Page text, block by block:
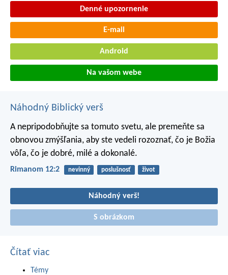
Denné upozornenie
E-mail
Android
Na vašom webe
Náhodný Biblický verš
A nepripodobňujte sa tomuto svetu, ale premeňte sa
obnovou zmýšľania, aby ste vedeli rozoznať, čo je Božia
vôľa, čo je dobré, milé a dokonalé.
Rimanom 12:2 nevinný poslušnosť život
Náhodný verš!
S obrázkom
Čítať viac
Témy